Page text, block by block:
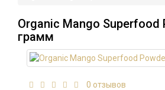
Organic Mango Superfood
грамм
0 отзывов